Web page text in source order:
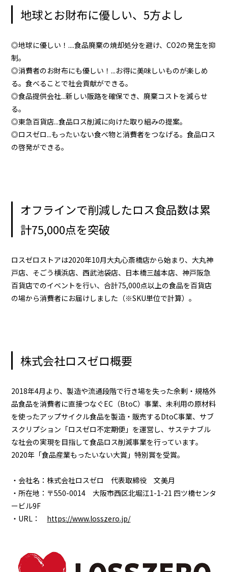
地球とお財布に優しい、5方よし
◎地球に優しい！....食品廃棄の焼却処分を避け、CO2の発生を抑
制。
◎消費者のお財布にも優しい！...お得に美味しいものが楽しめ
る。食べることで社会貢献ができる。
◎食品提供会社...新しい販路を確保でき、廃棄コストを減らせ
る。
◎東急百貨店...食品ロス削減に向けた取り組みの提案。
◎ロスゼロ...もったいない食べ物と消費者をつなげる。食品ロス
の啓発ができる。
オフラインで削減したロス食品数は累
計75,000点を突破
ロスゼロストアは2020年10月大丸心斎橋店から始まり、大丸神
戸店、そごう横浜店、西武池袋店、日本橋三越本店、神戸阪急
百貨店でのイベントを行い、合計75,000点以上の食品を百貨店
の場から消費者にお届けしました（※SKU単位で計算）。
株式会社ロスゼロ概要
2018年4月より、製造や流通段階で行き場を失った余剰・規格外
品食品を消費者に直接つなぐEC（BtoC）事業、未利用の原材料
を使ったアップサイクル食品を製造・販売するDtoC事業、サブ
スクリプション「ロスゼロ不定期便」を運営し、サステナブル
な社会の実現を目指して食品ロス削減事業を行っています。
2020年「食品産業もったいない大賞」特別賞を受賞。
・会社名：株式会社ロスゼロ 代表取締役 文美月
・所在地：〒550-0014 大阪市西区北堀江1-1-21 四ツ橋センタ
ービル9F
・URL： https://www.losszero.jp/